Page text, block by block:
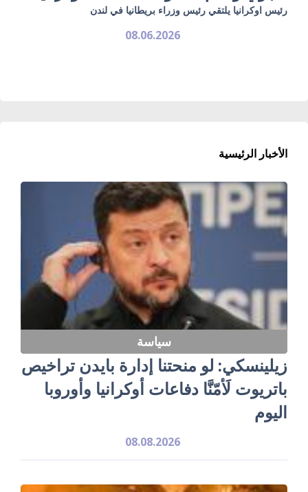
رئيس اوكرانيا يلتقي رئيس وزراء بريطانيا في لندن
08.06.2026
الأخبار الرئيسية
سياسة
زيلينسكي: لو منحتنا إدارة بايدن تراخيص
باتريوت لَأمّنَّا دفاعات أوكرانيا وأوروبا
اليوم
08.08.2026